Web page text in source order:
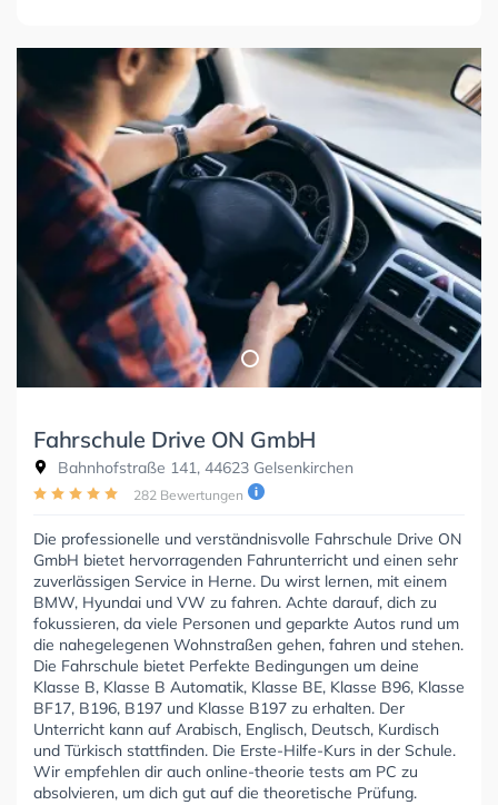
Fahrschule Drive ON GmbH
Bahnhofstraße 141, 44623 Gelsenkirchen
282 Bewertungen
Die professionelle und verständnisvolle Fahrschule Drive ON
GmbH bietet hervorragenden Fahrunterricht und einen sehr
zuverlässigen Service in Herne. Du wirst lernen, mit einem
BMW, Hyundai und VW zu fahren. Achte darauf, dich zu
fokussieren, da viele Personen und geparkte Autos rund um
die nahegelegenen Wohnstraßen gehen, fahren und stehen.
Die Fahrschule bietet Perfekte Bedingungen um deine
Klasse B, Klasse B Automatik, Klasse BE, Klasse B96, Klasse
BF17, B196, B197 und Klasse B197 zu erhalten. Der
Unterricht kann auf Arabisch, Englisch, Deutsch, Kurdisch
und Türkisch stattfinden. Die Erste-Hilfe-Kurs in der Schule.
Wir empfehlen dir auch online-theorie tests am PC zu
absolvieren, um dich gut auf die theoretische Prüfung.